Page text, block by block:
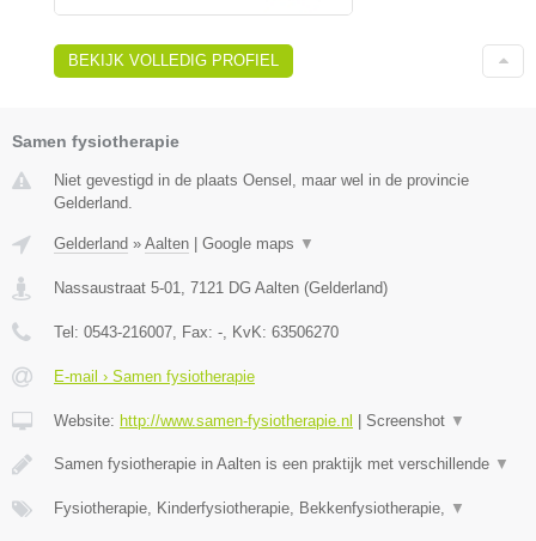
BEKIJK VOLLEDIG PROFIEL
Samen fysiotherapie
Niet gevestigd in de plaats Oensel, maar wel in de provincie
Gelderland.
Gelderland » Aalten Google maps ▼
Nassaustraat 5-01 7121 DG Aalten (Gelderland)
Tel: 0543-216007 , Fax: - , KvK: 63506270
E-mail › Samen fysiotherapie
Website: http://www.samen-fysiotherapie.nl Screenshot ▼
Samen fysiotherapie in Aalten is een praktijk met verschillende ▼
Fysiotherapie, Kinderfysiotherapie, Bekkenfysiotherapie, ▼